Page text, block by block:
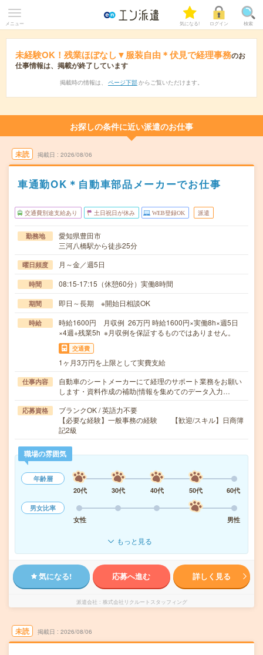
メニュー 気になる! ログイン 検索
未経験OK！残業ほぼなし▼服装自由＊伏見で経理事務のお
仕事情報は、掲載が終了しています
掲載時の情報は、 ページ下部 からご覧いただけます。
お探しの条件に近い派遣のお仕事
未読 掲載日 2026/08/06
車通勤OK＊自動車部品メーカーでお仕事
交通費別途支給あり 土日祝日が休み WEB登録OK 派遣
勤務地
愛知県豊田市
三河八橋駅から徒歩25分
曜日頻度 月～金／週5日
時間 08:15-17:15（休憩60分）実働8時間
期間 即日～長期 ※開始日相談OK
時給
時給1600円 月収例 26万円 時給1600円×実働8h×週5日
×4週+残業5h ※月収例を保証するものではありません。
交通費
1ヶ月3万円を上限として実費支給
仕事内容
自動車のシートメーカーにて経理のサポート業務をお願い
します・資料作成の補助(情報を集めてのデータ入力…
応募資格
ブランクOK / 英語力不要
【必要な経験】一般事務の経験 【歓迎/スキル】日商簿
記2級
職場の雰囲気
年齢層
20代
30代 40代 50代
60代
男女比率
女性
男性
もっと見る
気になる! 応募へ進む 詳しく見る
派遣会社 株式会社リクルートスタッフィング
未読 掲載日 2026/08/06